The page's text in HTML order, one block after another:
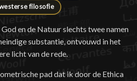
filosofie
en de Natuur slechts twee namen
substantie, ontvouwd in het
licht van de rede.
pad dat ik door de Ethica